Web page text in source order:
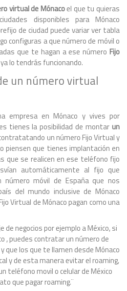
virtual de Mónacoel que tu quieras
disponibles para Mónaco
de ciudad puede variar ver tabla
configuras a que número de móvil o
que te hagan a ese número Fijo
lo tendrás funcionando.
un número virtual
empresa en Mónaco y vives por
tienes la posibilidad de montar un
un número Fijo Virtual y
piensen que tienes implantación en
que se realicen en ese teléfono fijo
automáticamente al fijo que
móvil de España que nos
del mundo inclusive de Mónaco
Virtual de Mónaco pagan como una
de negocios por ejemplo a México, si
, puedes contratar un número de
que los que te llamen desde Mónaco
y de esta manera evitar el roaming,
teléfono movil o celular de México
que pagar roaming.¨